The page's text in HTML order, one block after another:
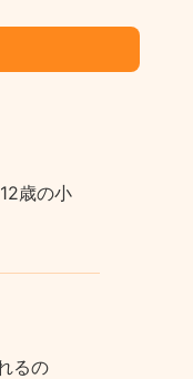
歳の小
るの